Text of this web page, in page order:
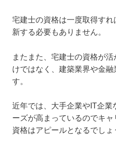
宅建士の資格は一度取得す
新する必要もありません。
またまた、宅建士の資格が
けではなく、建築業界や金
す。
近年では、大手企業やIT企業
ーズが高まっているのでキ
資格はアピールとなるでしょ